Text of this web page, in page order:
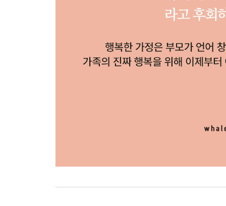
수동적인 성격을 만드는 말
“책 다 읽으면 뽀뽀해줄게”
부모의 기대가 너무 높지 않은지 자문해보세요
아이에게 남김없이 칭찬해주세요